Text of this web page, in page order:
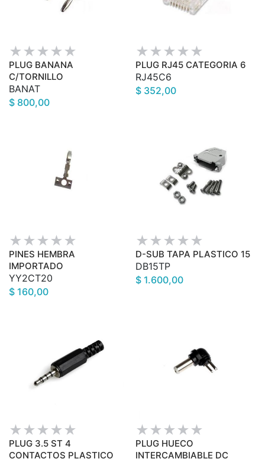
PLUG BANANA
C/TORNILLO
BANAT
$ 800,00
PLUG RJ45 CATEGORIA 6
RJ45C6
$ 352,00
PINES HEMBRA
IMPORTADO
YY2CT20
$ 160,00
D-SUB TAPA PLASTICO 15
DB15TP
$ 1.600,00
PLUG 3.5 ST 4
CONTACTOS PLASTICO
PLUG HUECO
INTERCAMBIABLE DC